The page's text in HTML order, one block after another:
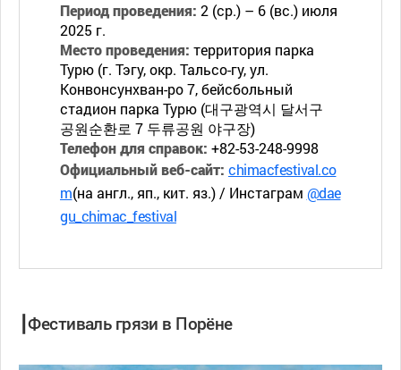
Период проведения: 2 (ср.) – 6 (вс.) июля
2025 г.
Место проведения: территория парка
Турю (г. Тэгу, окр. Тальсо-гу, ул.
Конвонсунхван-ро 7, бейсбольный
стадион парка Турю (대구광역시 달서구
공원순환로 7 두류공원 야구장)
Телефон для справок: +82-53-248-9998
Официальный веб-сайт: chimacfestival.co
m(на англ., яп., кит. яз.) / Инстаграм @dae
gu_chimac_festival
┃Фестиваль грязи в Порёне